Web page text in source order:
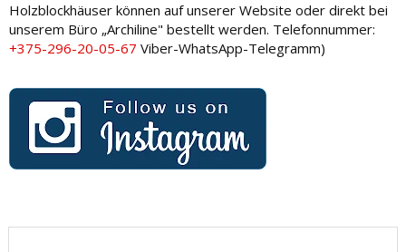
Holzblockhäuser können auf unserer Website oder direkt bei
unserem Büro „Archiline" bestellt werden. Telefonnummer:
+375-296-20-05-67 Viber-WhatsApp-Telegramm)